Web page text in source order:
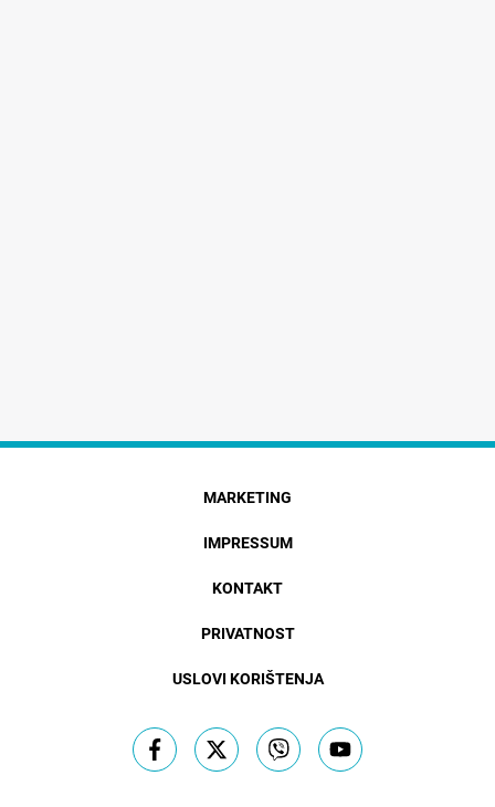
MARKETING
IMPRESSUM
KONTAKT
PRIVATNOST
USLOVI KORIŠTENJA